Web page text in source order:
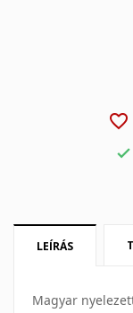
favorite_border

LEÍRÁS
Magyar
My
Create new
Kívánságlista
Be kell